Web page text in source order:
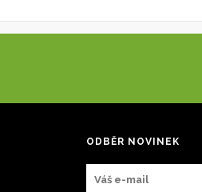
ODBĚR NOVINEK